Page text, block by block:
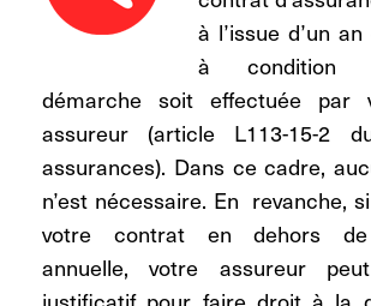
à l’issue d’un
à condition
démarche soit effectuée par
assureur (article L113-15-2
assurances). Dans ce cadre,
n’est nécessaire. En revanche,
votre contrat en dehors de
annuelle,votre assureur